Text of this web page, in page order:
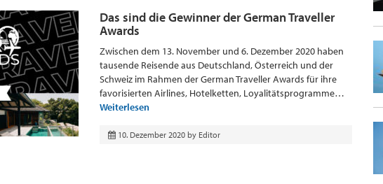
Das sind die Gewinner der German Traveller
Awards
Zwischen dem 13. November und 6. Dezember 2020 haben
tausende Reisende aus Deutschland, Österreich und der
Schweiz im Rahmen der German Traveller Awards für ihre
favorisierten Airlines, Hotelketten, Loyalitätsprogramme…
Weiterlesen
10. Dezember 2020 by Editor